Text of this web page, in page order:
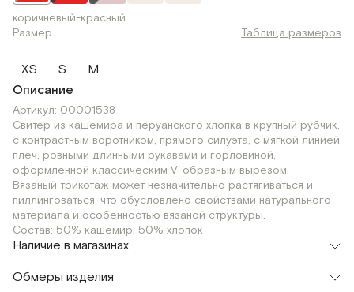
коричневый-красный
Размер
Таблица размеров
XS S
M
Описание
Артикул: 00001538
Свитер из кашемира и перуанского хлопка в крупный рубчик,
с контрастным воротником, прямого силуэта, с мягкой линией
плеч, ровными длинными рукавами и горловиной,
оформленной классическим V-образным вырезом.
Вязаный трикотаж может незначительно растягиваться и
пиллинговаться, что обусловлено свойствами натурального
материала и особенностью вязаной структуры.
Состав: 50% кашемир, 50% хлопок
Наличие в магазинах
Шоурум
г. Москва, Малая Бронная 24/3
XS
Обмеры изделия